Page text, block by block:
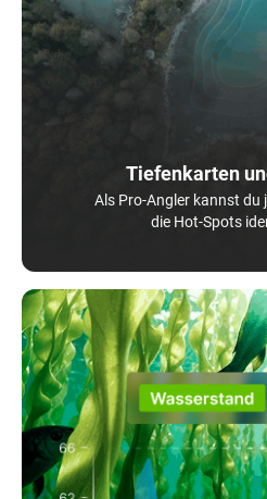
Tiefenkarten
Als Pro-Angler kannst du
die Hot-Spots